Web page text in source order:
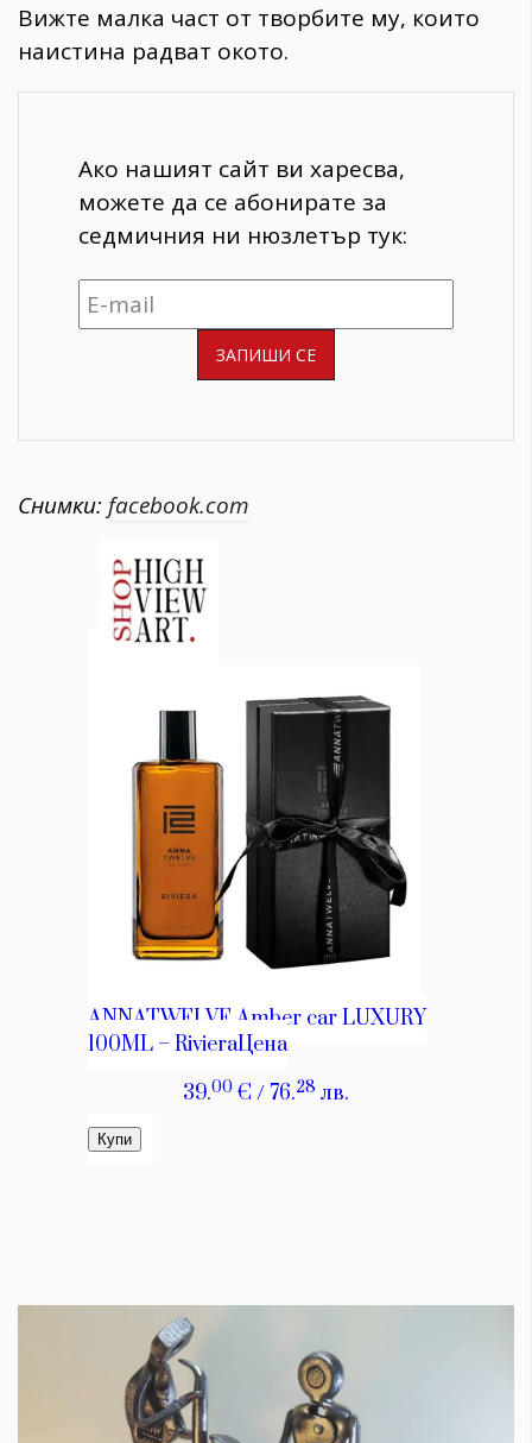
Вижте малка част от творбите му, които
наистина радват окото.
Ако нашият сайт ви харесва,
можете да се абонирате за
седмичния ни нюзлетър тук:
Снимки: facebook.com